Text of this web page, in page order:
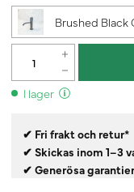
Brushed Black
I lager
✔ Fri frakt och retur*
✔ Skickas inom 1–3
✔ Generösa garantier